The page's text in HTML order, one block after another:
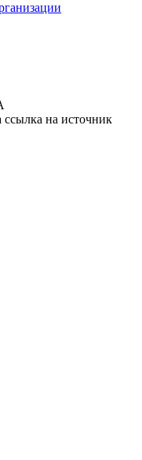
ссылка на источник